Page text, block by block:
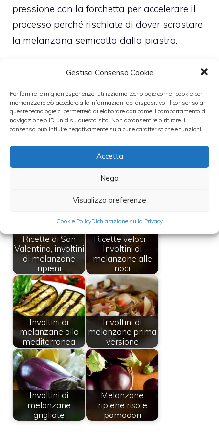
Gestisci Consenso Cookie
Per fornire le migliori esperienze, utilizziamo tecnologie come i cookie per
memorizzare e/o accedere alle informazioni del dispositivo. Il consenso a
queste tecnologie ci permetterà di elaborare dati come il comportamento di
navigazione o ID unici su questo sito. Non acconsentire o ritirare il
consenso può influire negativamente su alcune caratteristiche e funzioni.
Accetta
Nega
Visualizza preferenze
Cookie PolicyDichiarazione sulla Privacy
pressione con la forchetta per accelerare il
processo perché rischiate di dover scrostare
la melanzana semicotta dalla piastra.
Quando le rondelle sono quasi pronte,
base mettete un po’ di prosciutto e un
pezzetto di sottiletta. Coprite la base con un
altro pezzo di melanzana e quando vedete
fondere il formaggio tirate in secco la pizza.
Leggi anche:
Ricette di San
Valentino, involtini
di melanzane
ripieni
Ricette veloci -
Involtini di
melanzane alle
noci
Involtini di
melanzane alla
mediterranea
Involtini di
melanzane prima
versione
Involtini di
melanzane
grigliate
Melanzane
ripiene riso e
pomodori